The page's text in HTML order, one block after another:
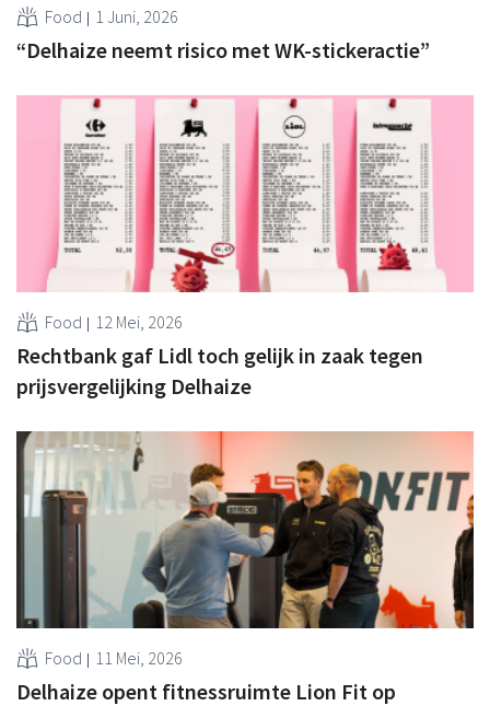
Food 1 Juni, 2026
“Delhaize neemt risico met WK-stickeractie”
Food 12 Mei, 2026
Rechtbank gaf Lidl toch gelijk in zaak tegen
prijsvergelijking Delhaize
Food 11 Mei, 2026
Delhaize opent fitnessruimte Lion Fit op